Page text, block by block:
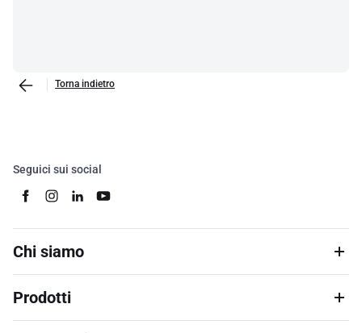
Torna indietro
Seguici sui social
Chi siamo
Prodotti